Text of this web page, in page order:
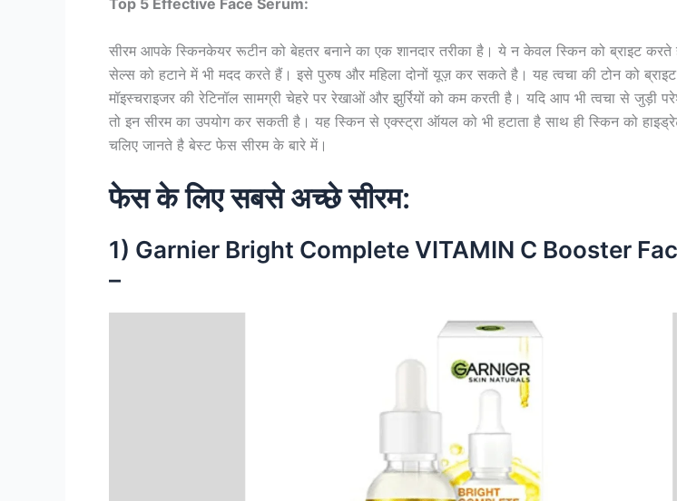
Top 5 Effective Face Serum:
सीरम आपके स्किनकेयर रूटीन को बेहतर बनाने का एक शानदार तरीका है। ये न केवल स्किन को ब्राइट
सेल्स को हटाने में भी मदद करते हैं। इसे पुरुष और महिला दोनों यूज़ कर सकते है। यह त्वचा की टोन को
मॉइस्चराइजर की रेटिनॉल सामग्री चेहरे पर रेखाओं और झुर्रियों को कम करती है। यदि आप भी त्वचा से जुड़ी
तो इन सीरम का उपयोग कर सकती है। यह स्किन से एक्स्ट्रा ऑयल को भी हटाता है साथ ही स्किन को
चलिए जानते है बेस्ट फेस सीरम के बारे में।
फेस के लिए सबसे अच्छे सीरम:
1) Garnier Bright Complete VITAMIN C Booster
–